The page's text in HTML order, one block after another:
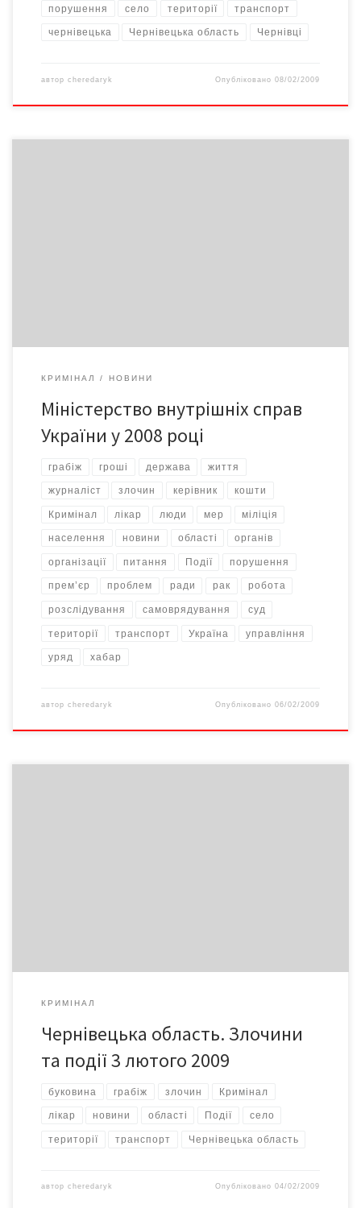
порушення селo території транспорт
чернівецька Чернівецька область Чернівці
автор cheredaryk Опубліковано08/02/2009
КРИМІНАЛ НОВИНИ
Міністерство внутрішніх справ
України у 2008 році
грабіж гроші держава життя
журналіст злочин керівник кошти
Кримінал лікар люди мер міліція
населення новини області органів
організації питання Події порушення
прем’єр проблем ради рак робота
розслідування самоврядування суд
території транспорт Україна управління
уряд хабар
автор cheredaryk Опубліковано06/02/2009
КРИМІНАЛ
Чернівецька область. Злочини
та події 3 лютого 2009
буковина грабіж злочин Кримінал
лікар новини області Події селo
території транспорт Чернівецька область
автор cheredaryk Опубліковано04/02/2009